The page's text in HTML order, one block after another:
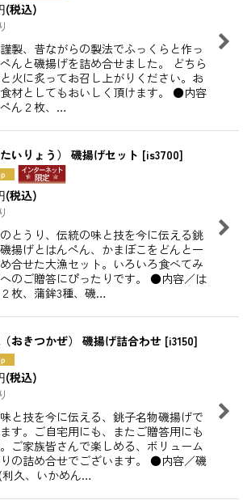
(税込)
製、昔ながらの製法でふっくらと作っ
んと磯揚げを詰め合せました。 どちら
火に炙ってお召し上がりください。お
材としてもおいしく頂けます。 ●内容
ん２枚、…
いりょう） 磯揚げセット [is3700]
(税込)
とうり、伝統の味と技を今に伝える銚
揚げとはんぺん、かまぼこをどんと一
合せた大漁セット。いろいろ食べてみ
のご贈答にぴったりです。 ●内容／は
枚、蒲鉾3種、磯…
おきつかぜ） 磯揚げ詰合わせ [i3150]
(税込)
と技を今に伝える、銚子名物磯揚げで
す。ご自宅用にも、またご贈答用にも
ご家族皆さんで楽しめる、ボリューム
の詰め合せでございます。 ●内容／磯
利久、いかめん…